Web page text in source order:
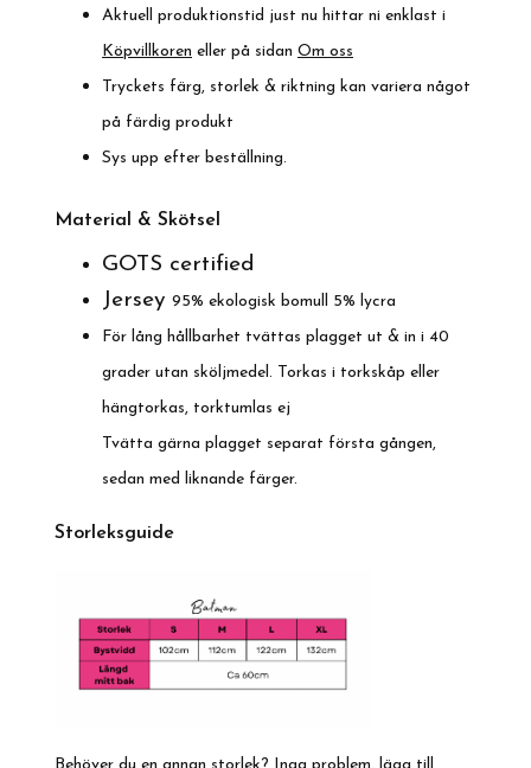
Aktuell produktionstid just nu hittar ni enklast i
Köpvillkoren eller på sidan Om oss
Tryckets färg, storlek & riktning kan variera något
på färdig produkt
Sys upp efter beställning.
Material & Skötsel
GOTS certified
Jersey 95% ekologisk bomull 5% lycra
För lång hållbarhet tvättas plagget ut & in i 40
grader utan sköljmedel. Torkas i torkskåp eller
hängtorkas, torktumlas ej
Tvätta gärna plagget separat första gången,
sedan med liknande färger.
Storleksguide